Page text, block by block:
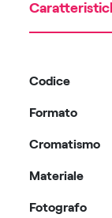
Codice
Formato
Cromatismo
Materiale
Fotografo